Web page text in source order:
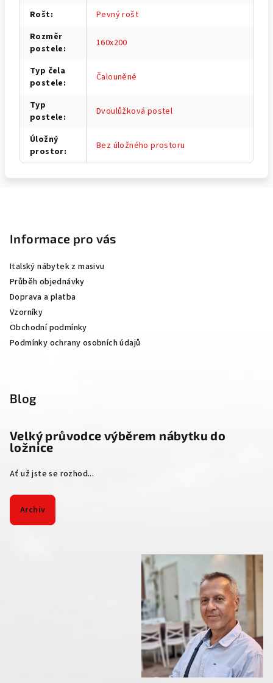
Rošt:
Pevný rošt
Rozměr
postele: 160x200
Typ čela
postele: Čalouněné
Typ
postele: Dvoulůžková postel
Úložný
prostor: Bez úložného prostoru
Informace pro vás
Italský nábytek z masivu
Průběh objednávky
Doprava a platba
Vzorníky
Obchodní podmínky
Podmínky ochrany osobních údajů
Blog
Velký průvodce výběrem nábytku do
ložnice
Ať už jste se rozhod...
Archiv